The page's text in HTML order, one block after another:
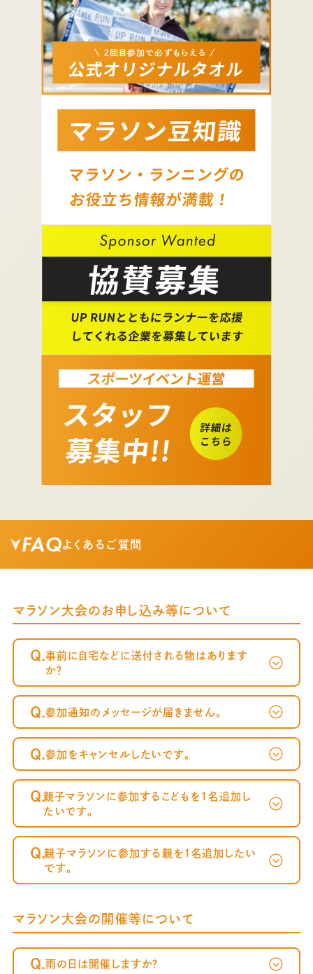
FAQよくあるご質問
マラソン大会のお申し込み等について
Q.事前に自宅などに送付される物はあります
か？
Q.参加通知のメッセージが届きません。
が届かない方へ～
Q.参加をキャンセルしたいです。
Q.親子マラソンに参加するこどもを1名追加し
たいです。
Q.親子マラソンに参加する親を1名追加したい
です。
マラソン大会の開催等について
Q.雨の日は開催しますか？